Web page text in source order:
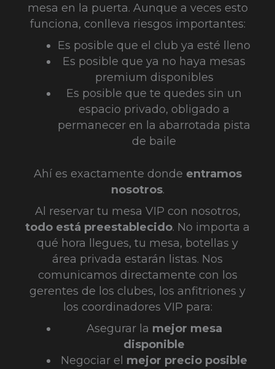
mesa en la puerta. Aunque a veces esto
funciona, conlleva riesgos importantes:
Es posible que el club ya esté lleno
Es posible que ya no haya mesas
premium disponibles
Es posible que te quedes sin un
espacio privado, obligado a
permanecer en la abarrotada pista
de baile
Ahí es exactamente donde entramos
nosotros.
Al reservar tu mesa VIP con nosotros,
todo está preestablecido. No importa a
qué hora llegues, tu mesa, botellas y
área privada estarán listas. Nos
comunicamos directamente con los
gerentes de los clubes, los anfitriones y
los coordinadores VIP para:
Asegurar la mejor mesa
disponible
Negociar el mejor precio posible